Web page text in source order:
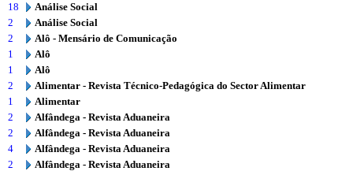
18
Análise Social
2
Análise Social
2
Alô - Mensário de Comunicação
1
Alô
1
Alô
2
Alimentar - Revista Técnico-Pedagógica do Sector Alimentar
1
Alimentar
2
Alfândega - Revista Aduaneira
2
Alfândega - Revista Aduaneira
4
Alfândega - Revista Aduaneira
2
Alfândega - Revista Aduaneira